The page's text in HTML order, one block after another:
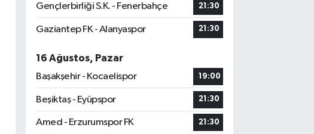
Gençlerbirliği S.K. - Fenerbahçe 21:30
Gaziantep FK - Alanyaspor 21:30
16 Ağustos, Pazar
Başakşehir - Kocaelispor
19:00
Beşiktaş - Eyüpspor 21:30
Amed - Erzurumspor FK 21:30